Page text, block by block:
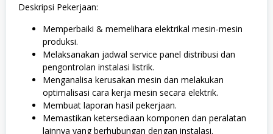
Deskripsi Pekerjaan:
Memperbaiki & memelihara elektrikal mesin-mesin
produksi.
Melaksanakan jadwal service panel distribusi dan
pengontrolan instalasi listrik.
Menganalisa kerusakan mesin dan melakukan
optimalisasi cara kerja mesin secara elektrik.
Membuat laporan hasil pekerjaan.
Memastikan ketersediaan komponen dan peralatan
lainnya yang berhubungan dengan instalasi.